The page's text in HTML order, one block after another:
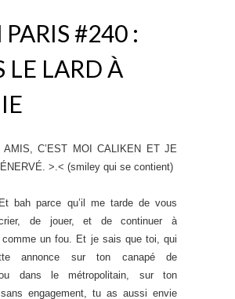
PARIS #240 :
LE LARD À
AMIS, C’EST MOI CALIKEN ET JE
>.< (smiley qui se contient)
bah parce qu’il me tarde de vous
de jouer, et de continuer à
comme un fou. Et je sais que toi, qui
annonce sur ton canapé de
ou dans le métropolitain, sur ton
engagement, tu as aussi envie